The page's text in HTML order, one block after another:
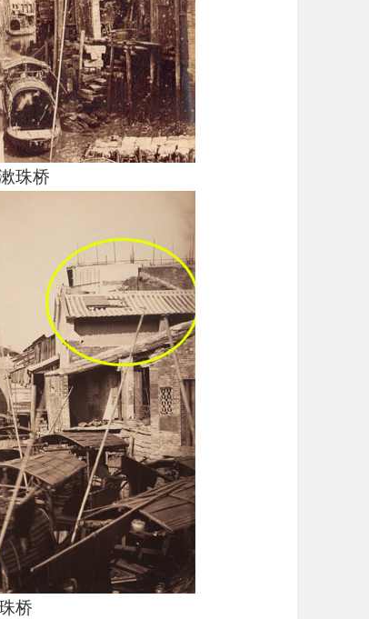
珠桥
桥